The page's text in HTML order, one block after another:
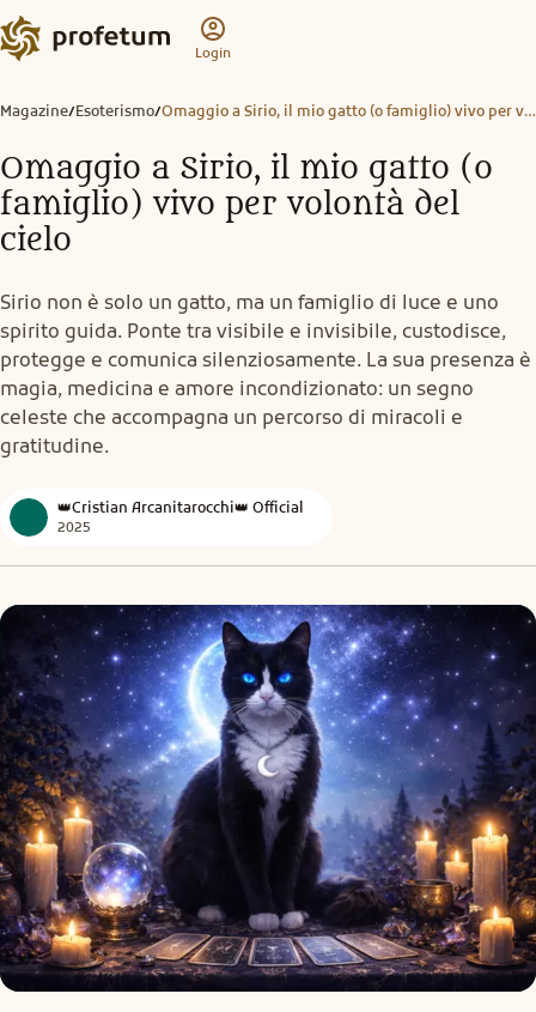
Login
Magazine/Esoterismo/ Omaggio a Sirio, il mio gatto (o famiglio) vivo per volontà del cielo
Omaggio a Sirio, il mio gatto (o
famiglio) vivo per volontà del
cielo
Sirio non è solo un gatto, ma un famiglio di luce e uno
spirito guida. Ponte tra visibile e invisibile, custodisce,
protegge e comunica silenziosamente. La sua presenza è
magia, medicina e amore incondizionato: un segno
celeste che accompagna un percorso di miracoli e
gratitudine.
👑Cristian Arcanitarocchi👑 Official
2025